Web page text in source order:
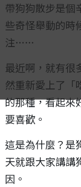
帶狗狗散步是個
些奇怪舉動的時
注……
最近啊，就有很
然重新愛上了「
的那種，看起來
要喜歡。
這是為什麼？是
天就跟大家講講
因。